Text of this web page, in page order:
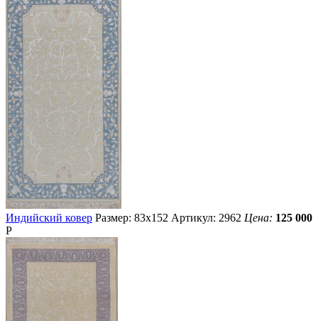
Индийский ковер Размер: 83х152 Артикул: 2962 Цена: 125 000
Р